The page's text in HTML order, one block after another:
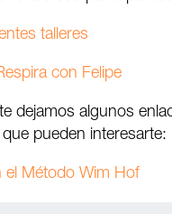
talleres
con Felipe
dejamos algunos
pueden interesarte:
el Método Wim Hof